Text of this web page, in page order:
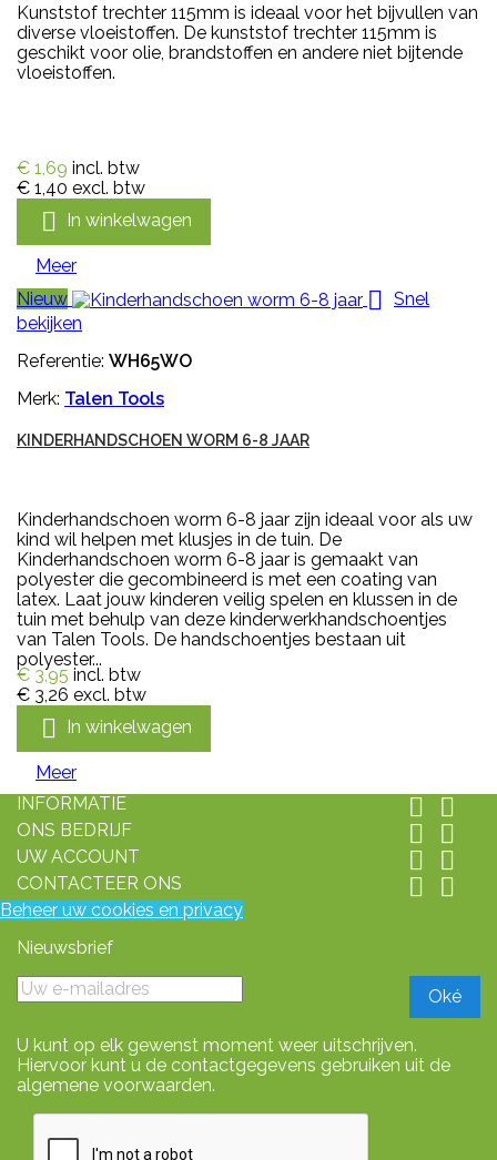
Kunststof trechter 115mm is ideaal voor het bijvullen van
diverse vloeistoffen. De kunststof trechter 115mm is
geschikt voor olie, brandstoffen en andere niet bijtende
vloeistoffen.
€ 1,69 incl. btw
€ 1,40 excl. btw
 In winkelwagen
Meer
Nieuw
 Snel
bekijken
Referentie: WH65WO
Merk: Talen Tools
KINDERHANDSCHOEN WORM 6-8 JAAR
Kinderhandschoen worm 6-8 jaar zijn ideaal voor als uw
kind wil helpen met klusjes in de tuin. De
Kinderhandschoen worm 6-8 jaar is gemaakt van
polyester die gecombineerd is met een coating van
latex. Laat jouw kinderen veilig spelen en klussen in de
tuin met behulp van deze kinderwerkhandschoentjes
van Talen Tools. De handschoentjes bestaan uit
polyester...
€ 3,95 incl. btw
€ 3,26 excl. btw
 In winkelwagen
Meer
INFORMATIE
 
ONS BEDRIJF  
UW ACCOUNT  
CONTACTEER ONS  
Beheer uw cookies en privacy
Nieuwsbrief
U kunt op elk gewenst moment weer uitschrijven.
Hiervoor kunt u de contactgegevens gebruiken uit de
algemene voorwaarden.